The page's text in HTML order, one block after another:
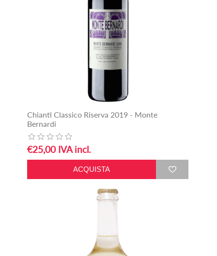
Chianti Classico Riserva 2019 - Monte
Bernardi
€25,00 IVA incl.